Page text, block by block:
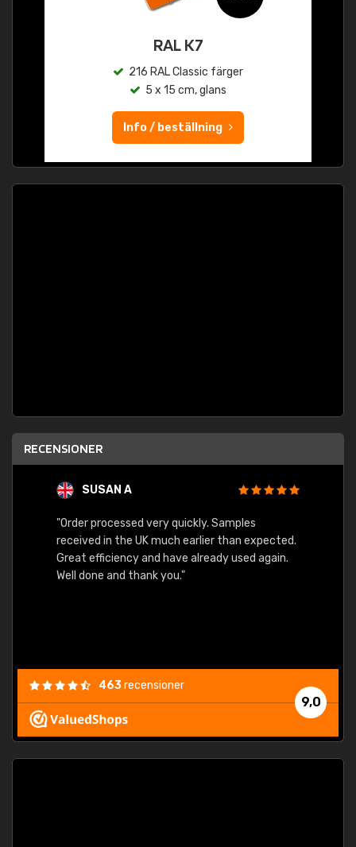
RAL K7
216 RAL Classic färger
5 x 15 cm, glans
Info / beställning
RECENSIONER
SUSAN A
"Order processed very quickly. Samples
received in the UK much earlier than expected.
Great efficiency and have already used again.
Well done and thank you."
9,0
463recensioner